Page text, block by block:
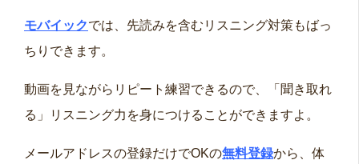
モバイックでは、先読みを含むリスニング対策もばっ
ちりできます。
動画を見ながらリピート練習できるので、「聞き取れ
る」リスニング力を身につけることができますよ。
メールアドレスの登録だけでOKの無料登録から、体